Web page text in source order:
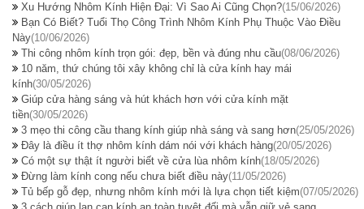
Xu Hướng Nhôm Kính Hiện Đại: Vì Sao Ai Cũng Chọn?(15/06/2026)
Bạn Có Biết? Tuổi Thọ Công Trình Nhôm Kính Phụ Thuộc Vào Điều
Này(10/06/2026)
Thi công nhôm kính trọn gói: đẹp, bền và đúng nhu cầu(08/06/2026)
10 năm, thứ chúng tôi xây không chỉ là cửa kính hay mái
kính(30/05/2026)
Giúp cửa hàng sáng và hút khách hơn với cửa kính mặt
tiền(30/05/2026)
3 mẹo thi công cầu thang kính giúp nhà sáng và sang hơn(25/05/2026)
Đây là điều ít thợ nhôm kính dám nói với khách hàng(20/05/2026)
Có một sự thật ít người biết về cửa lùa nhôm kính(18/05/2026)
Đừng làm kính cong nếu chưa biết điều này(11/05/2026)
Tủ bếp gỗ đẹp, nhưng nhôm kính mới là lựa chọn tiết kiệm(07/05/2026)